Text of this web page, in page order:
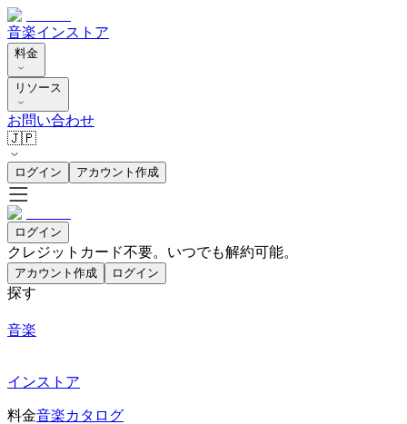
音楽インストア
料金
リソース
お問い合わせ
🇯🇵
ログイン アカウント作成
ログイン
クレジットカード不要。いつでも解約可能。
アカウント作成 ログイン
探す
音楽
インストア
料金音楽カタログ